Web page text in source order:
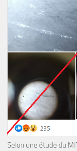
Selon une étude du